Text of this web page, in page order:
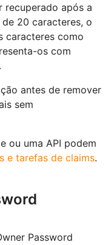
recuperado após a
20 caracteres, o
caracteres como
os com
.
antes de remover
sem
ou uma API podem
e tarefas de claims.
Password